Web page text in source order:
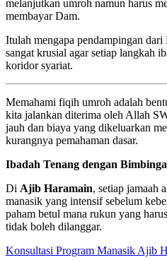
melanjutkan umroh namun harus
membayar Dam.
Itulah mengapa pendampingan
sangat krusial agar setiap langkah
koridor syariat.
Memahami fiqih umroh adalah
kita jalankan diterima oleh Allah
jauh dan biaya yang dikeluarkan
kurangnya pemahaman dasar.
Ibadah Tenang dengan
Di Ajib Haramain, setiap jamaah
manasik yang intensif sebelum
paham betul mana rukun yang
tidak boleh dilanggar.
Konsultasi Program Manasik Ajib